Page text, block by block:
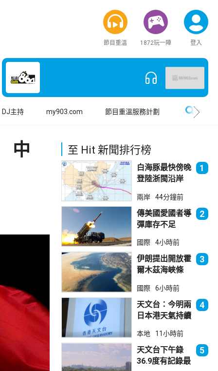
節目重溫 1872玩一陣 登入
DJ主持 my903.com 節目重溫服務計劃
中 至 Hit 新聞排行榜
白海豚最快傍晚
登陸浙閩沿岸
廿萬人
1
兩岸 44分鐘前
傳美國愛國者導
彈庫存不足
長促加快生產武
器
2
國際 4小時前
伊朗提出開放霍
爾木茲海峽條
賠償等
3
國際 6小時前
天文台：今明兩
日本港天氣持續
4
本地 11小時前
天文台下午錄
36.9度有記錄最
5